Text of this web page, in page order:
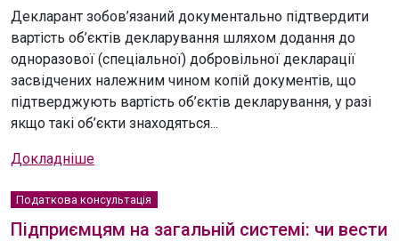
Декларант зобов’язаний документально підтвердити
вартість об’єктів декларування шляхом додання до
одноразової (спеціальної) добровільної декларації
засвідчених належним чином копій документів, що
підтверджують вартість об’єктів декларування, у разі
якщо такі об’єкти знаходяться...
Докладніше
Податкова консультація
Підприємцям на загальній системі: чи вести